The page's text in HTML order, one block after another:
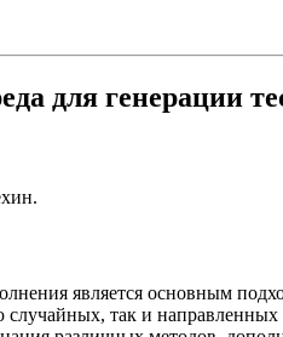
для генерации
является основным
так и